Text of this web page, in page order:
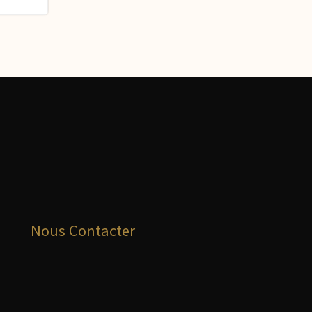
Nous Contacter